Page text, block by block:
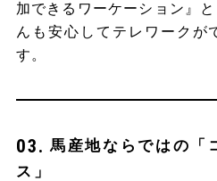
加できるワーケーション』
んも安心してテレワークが
す。
馬産地ならではの「
ス」